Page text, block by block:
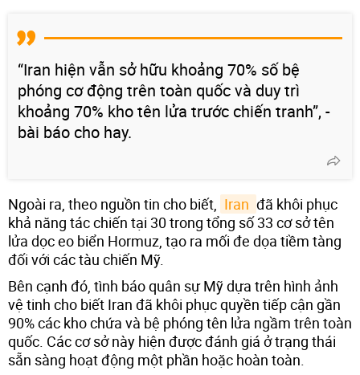
“Iran hiện vẫn sở hữu khoảng 70% số bệ
phóng cơ động trên toàn quốc và duy trì
khoảng 70% kho tên lửa trước chiến tranh”, -
bài báo cho hay.
Ngoài ra, theo nguồn tin cho biết, Iran đã khôi phục
khả năng tác chiến tại 30 trong tổng số 33 cơ sở tên
lửa dọc eo biển Hormuz, tạo ra mối đe dọa tiềm tàng
đối với các tàu chiến Mỹ.
Bên cạnh đó, tình báo quân sự Mỹ dựa trên hình ảnh
vệ tinh cho biết Iran đã khôi phục quyền tiếp cận gần
90% các kho chứa và bệ phóng tên lửa ngầm trên toàn
quốc. Các cơ sở này hiện được đánh giá ở trạng thái
sẵn sàng hoạt động một phần hoặc hoàn toàn.